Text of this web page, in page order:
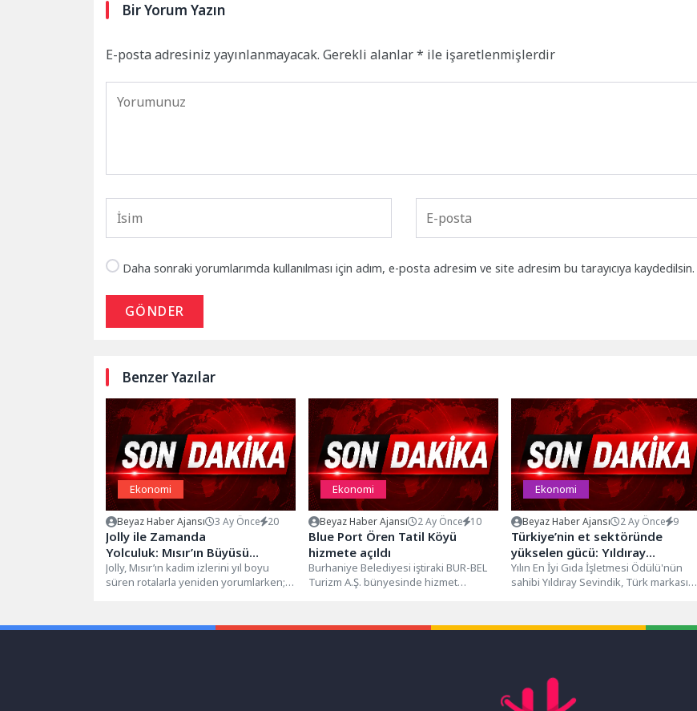
Bir Yorum Yazın
E-posta adresiniz yayınlanmayacak. Gerekli alanlar* ile işaretlenmişlerdir
Daha sonraki yorumlarımda kullanılması için adım, e-posta adresim ve site adresim bu tarayıcıya kaydedilsin.
GÖNDER
Benzer Yazılar
Ekonomi
Beyaz Haber Ajansı 3 Ay Önce 20
Jolly ile Zamanda
Yolculuk: Mısır’ın Büyüsü
Yeniden Keşfediliyor
Jolly, Mısır’ın kadim izlerini yıl boyu
süren rotalarla yeniden yorumlarken;
Ekonomi
Beyaz Haber Ajansı 2 Ay Önce 10
Blue Port Ören Tatil Köyü
hizmete açıldı
Burhaniye Belediyesi iştiraki BUR-BEL
Turizm A.Ş. bünyesinde hizmet
Ekonomi
Beyaz Haber Ajansı 2 Ay Önce 9
Türkiye’nin et sektöründe
yükselen gücü: Yıldıray
Sevindik’ten küresel marka
vizyonu
Yılın En İyi Gıda İşletmesi Ödülü'nün
sahibi Yıldıray Sevindik, Türk markasını